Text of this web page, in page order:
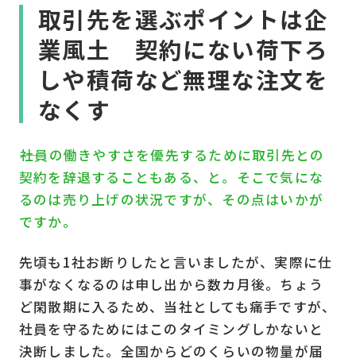
取引先を選ぶポイントは企
業風土 契約にない荷下ろ
しや積荷など無理な注文を
なくす
――社員の働きやすさを優先するために取引先との
契約を辞退することもある、と。そこで気にな
るのは売り上げの状況ですが、その点はいかが
ですか。
先頃も1社お断りしたと言いましたが、実際に仕
事がなくなるのは申し出から数カ月後。ちょう
ど閑散期に入るため、当社としても痛手ですが、
社員を守るためにはこのタイミングしかないと
決断しました。全国からどのくらいの物量が届